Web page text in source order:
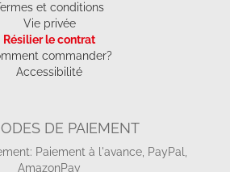
et conditions
Vie privée
Résilier le contrat
commander?
Accessibilité
DE PAIEMENT